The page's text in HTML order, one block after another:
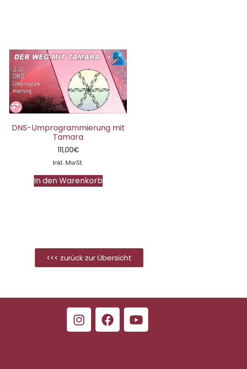
DNS-Umprogrammierung mit
Tamara
111,00€
Inkl. MwSt.
In den Warenkorb
<<< zurück zur Übersicht